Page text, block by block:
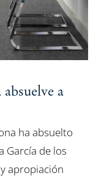
a
ha absuelto
García de los
apropiación